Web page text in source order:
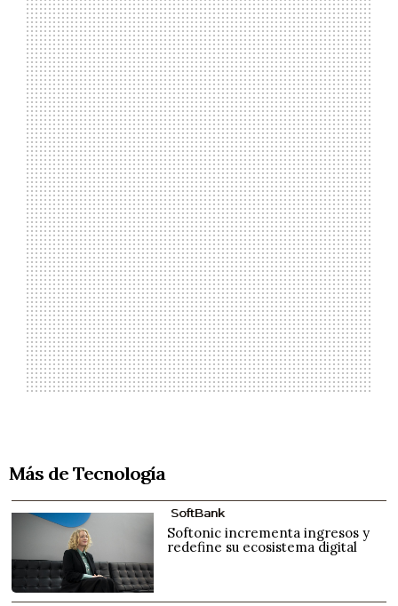
Más de Tecnología
SoftBank
Softonic incrementa ingresos y
redefine su ecosistema digital